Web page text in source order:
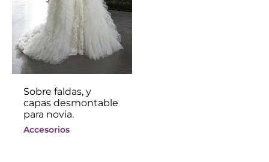
Sobre faldas, y
capas desmontable
para novia.
Accesorios